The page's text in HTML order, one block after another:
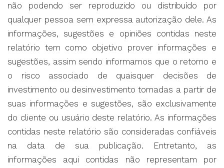
não podendo ser reproduzido ou distribuído por
qualquer pessoa sem expressa autorização dele. As
informações, sugestões e opiniões contidas neste
relatório tem como objetivo prover informações e
sugestões, assim sendo informamos que o retorno e
o risco associado de quaisquer decisões de
investimento ou desinvestimento tomadas a partir de
suas informações e sugestões, são exclusivamente
do cliente ou usuário deste relatório. As informações
contidas neste relatório são consideradas confiáveis
na data de sua publicação. Entretanto, as
informações aqui contidas não representam por